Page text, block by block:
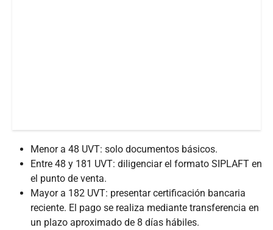
Menor a 48 UVT: solo documentos básicos.
Entre 48 y 181 UVT: diligenciar el formato SIPLAFT en
el punto de venta.
Mayor a 182 UVT: presentar certificación bancaria
reciente. El pago se realiza mediante transferencia en
un plazo aproximado de 8 días hábiles.